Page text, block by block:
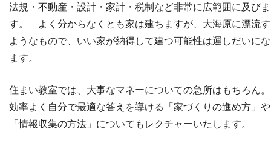
法規・不動産・設計・家計・税制など非常に広範囲に及びま
す。 よく分からなくとも家は建ちますが、大海原に漂流
ようなもので、いい家が納得して建つ可能性は運しだいに
ます。
住まい教室では、大事なマネーについての急所はもちろん。
効率よく自分で最適な答えを導ける「家づくりの進め方」
「情報収集の方法」についてもレクチャーいたします。